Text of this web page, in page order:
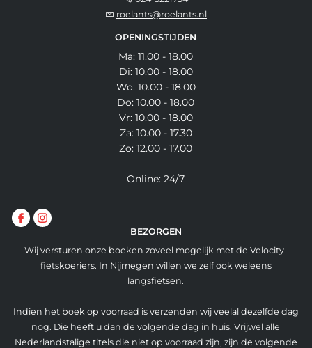
roelants@roelants.nl
OPENINGSTIJDEN
Ma: 11.00 - 18.00
Di: 10.00 - 18.00
Wo: 10.00 - 18.00
Do: 10.00 - 18.00
Vr: 10.00 - 18.00
Za: 10.00 - 17.30
Zo: 12.00 - 17.00
Online: 24/7
BEZORGEN
Wij versturen onze boeken zoveel mogelijk met de Velocity-
fietskoeriers. In Nijmegen willen we zelf ook weleens
langsfietsen.
Indien het boek op voorraad is verzenden wij veelal dezelfde dag
nog. Die heeft u dan de volgende dag in huis. Vrijwel alle
Nederlandstalige titels die niet op voorraad zijn, zijn de volgende